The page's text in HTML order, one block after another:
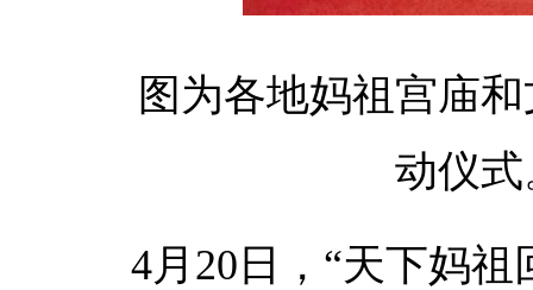
图为各地妈祖宫庙
动仪式
4月20日，“天下妈